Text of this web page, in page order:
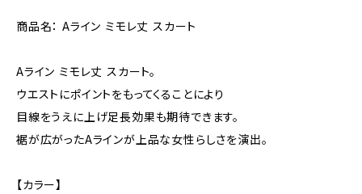
商品名： Aライン ミモレ丈 スカート
Aライン ミモレ丈 スカート。
ウエストにポイントをもってくることにより
目線をうえに上げ足長効果も期待できます。
裾が広がったAラインが上品な女性らしさを演出。
【カラー】